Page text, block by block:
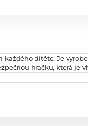
každého dítěte. Je
hračku, která je